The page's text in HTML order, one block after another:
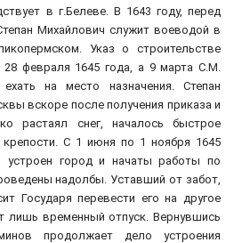
в г.Белеве. В 1643 году, перед
Михайлович служит воеводой в
Указ о строительстве
февраля 1645 года, а 9 марта С.М.
на место назначения. Степан
вскоре после получения приказа и
растаял снег, началось быстрое
крепости. С 1 июня по 1 ноября 1645
город и начаты работы по
надолбы. Уставший от забот,
Государя перевести его на другое
лишь временный отпуск. Вернувшись
продолжает дело устроения